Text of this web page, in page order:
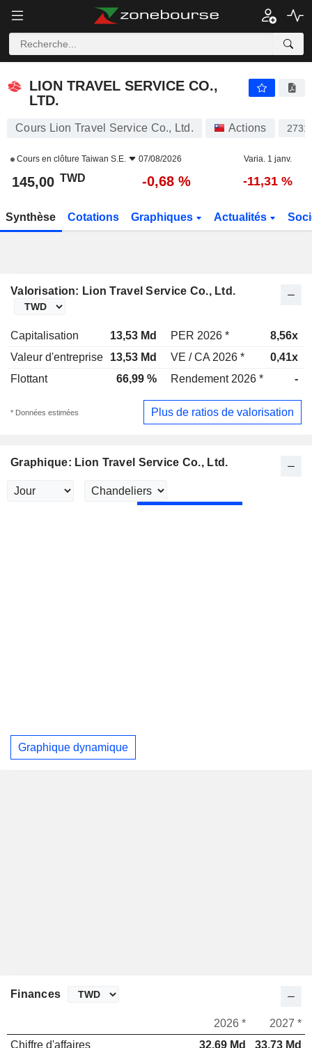
LION TRAVEL SERVICE CO.,
LTD.
Cours Lion Travel Service Co., Ltd. Actions 2731
Cours en clôture Taiwan S.E. 07/08/2026 Varia. 1 janv.
145,00 TWD -0,68 % -11,31 %
Synthèse Cotations Graphiques Actualités
Valorisation: Lion Travel Service Co., Ltd.
Capitalisation 13,53 Md PER 2026 *
8,56x
Valeur d'entreprise
13,53 Md VE / CA 2026 *
0,41x
Flottant
66,99 % Rendement 2026 * -
* Données estimées Plus de ratios de valorisation
Graphique: Lion Travel Service Co., Ltd.
Graphique dynamique
Finances
2026 *
2027 *
Chiffre d'affaires
32,69 Md
33,73 Md